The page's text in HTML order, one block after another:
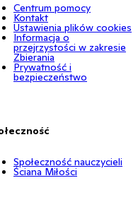
Centrum pomocy
Kontakt
Ustawienia plików cookies
Informacja o
przejrzystości w zakresie
Zbierania
Prywatność i
bezpieczeństwo
Społeczność nauczycieli
Ściana Miłości